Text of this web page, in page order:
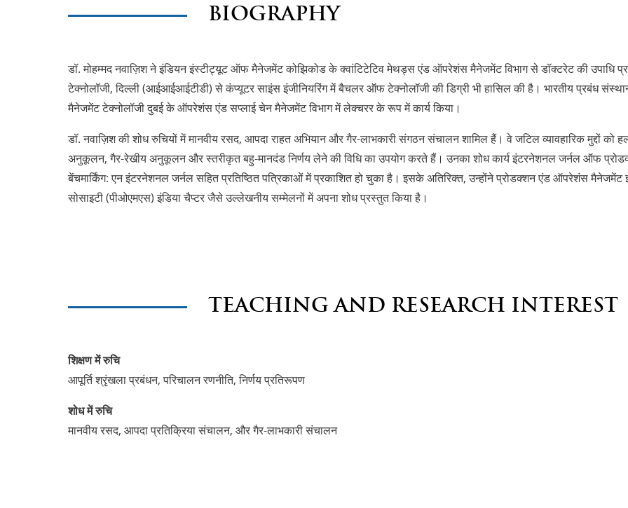
BIOGRAPHY
डॉ. मोहम्मद नवाज़िश ने इंडियन इंस्टीट्यूट ऑफ मैनेजमेंट कोझिकोड के क्वांटिटेटिव मेथड्स एंड ऑपरेशंस मैनेजमेंट विभाग से डॉक्टरेट की उपाधि
टेक्नोलॉजी, दिल्ली (आईआईआईटीडी) से कंप्यूटर साइंस इंजीनियरिंग में बैचलर ऑफ टेक्नोलॉजी की डिग्री भी हासिल की है। भारतीय प्रबंध
मैनेजमेंट टेक्नोलॉजी दुबई के ऑपरेशंस एंड सप्लाई चेन मैनेजमेंट विभाग में लेक्चरर के रूप में कार्य किया।
डॉ. नवाज़िश की शोध रुचियों में मानवीय रसद, आपदा राहत अभियान और गैर-लाभकारी संगठन संचालन शामिल हैं। वे जटिल व्यावहारिक मुद्दों
अनुकूलन, गैर-रेखीय अनुकूलन और स्तरीकृत बहु-मानदंड निर्णय लेने की विधि का उपयोग करते हैं। उनका शोध कार्य इंटरनेशनल जर्नल ऑफ
बेंचमार्किंग: एन इंटरनेशनल जर्नल सहित प्रतिष्ठित पत्रिकाओं में प्रकाशित हो चुका है। इसके अतिरिक्त, उन्होंने प्रोडक्शन एंड ऑपरेशंस
सोसाइटी (पीओएमएस) इंडिया चैप्टर जैसे उल्लेखनीय सम्मेलनों में अपना शोध प्रस्तुत किया है।
TEACHING AND RESEARCH INTEREST
शिक्षण में रुचि
आपूर्ति श्रृंखला प्रबंधन, परिचालन रणनीति, निर्णय प्रतिरूपण
शोध में रुचि
मानवीय रसद, आपदा प्रतिक्रिया संचालन, और गैर-लाभकारी संचालन